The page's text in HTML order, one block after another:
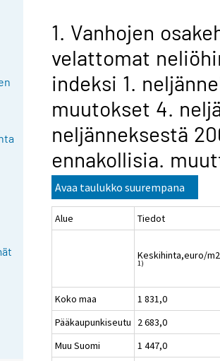
1. Vanhojen
velattomat
indeksi 1.
muutokset 4.
neljänneksestä
ennakollisia.
Avaa taulukko suurempana
Alue Tiedot
Keskihinta,euro/m2
1)
Koko maa
1 831,0
Pääkaupunkiseutu
2 683,0
Muu Suomi
1 447,0